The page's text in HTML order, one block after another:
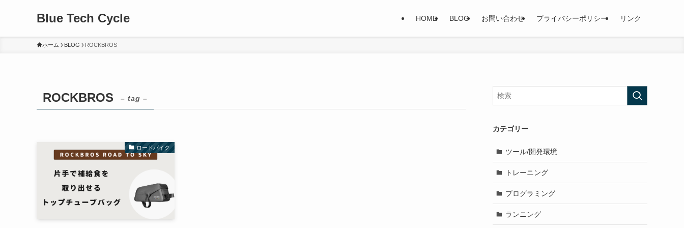
Blue Tech Cycle HOME BLOG お問い合わせ プライバシーポリシー リンク
ホーム BLOG ROCKBROS
ROCKBROS – tag –
ロードバイク
カテゴリー
ツール/開発環境
トレーニング
プログラミング
ランニング